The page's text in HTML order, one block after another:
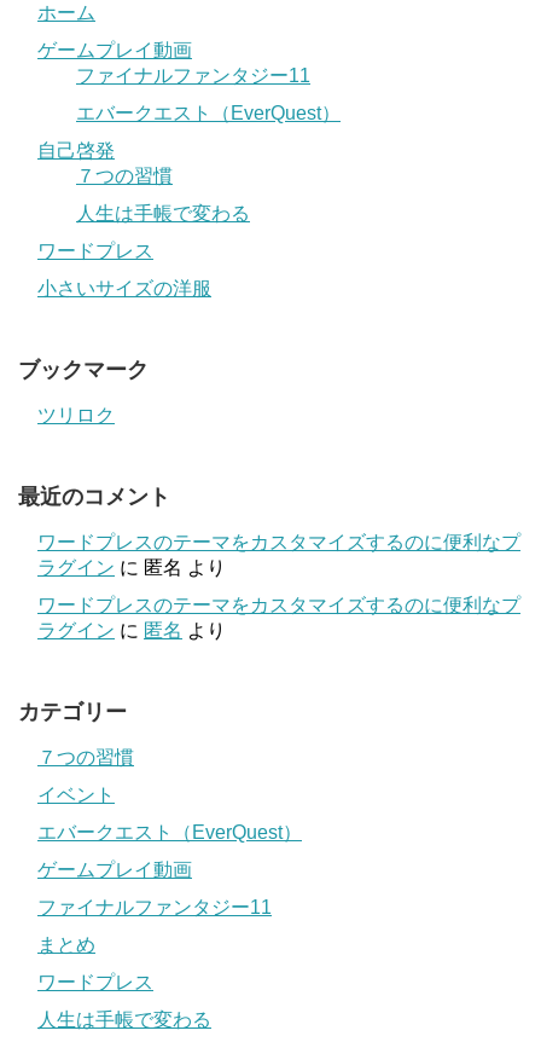
ホーム
ゲームプレイ動画
ファイナルファンタジー11
エバークエスト（EverQuest）
自己啓発
７つの習慣
人生は手帳で変わる
ワードプレス
小さいサイズの洋服
ブックマーク
ツリロク
最近のコメント
ワードプレスのテーマをカスタマイズするのに便利なプ
ラグイン に 匿名 より
ワードプレスのテーマをカスタマイズするのに便利なプ
ラグイン に 匿名 より
カテゴリー
７つの習慣
イベント
エバークエスト（EverQuest）
ゲームプレイ動画
ファイナルファンタジー11
まとめ
ワードプレス
人生は手帳で変わる